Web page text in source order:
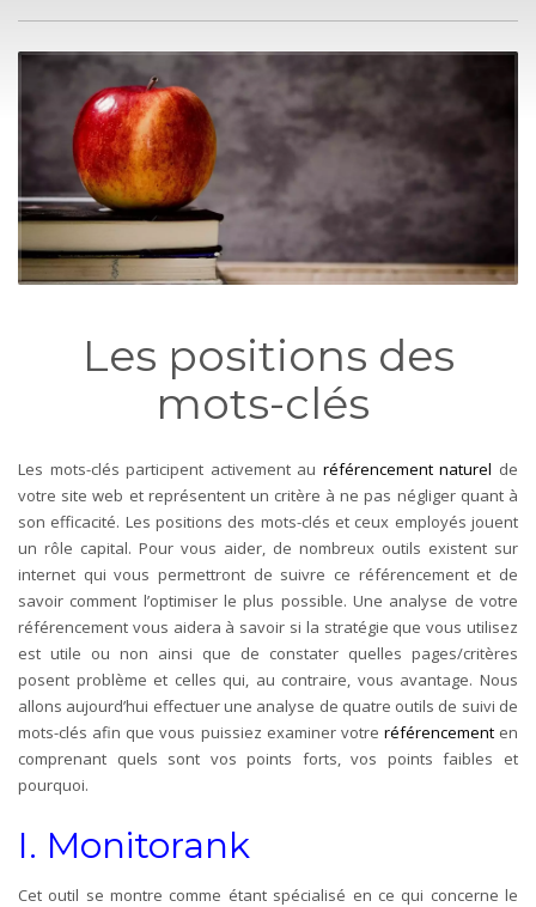
Les positions des
mots-clés
Les mots-clés participent activement au référencement naturel de
votre site web et représentent un critère à ne pas négliger quant à
son efficacité. Les positions des mots-clés et ceux employés jouent
un rôle capital. Pour vous aider, de nombreux outils existent sur
internet qui vous permettront de suivre ce référencement et de
savoir comment l’optimiser le plus possible. Une analyse de votre
référencement vous aidera à savoir si la stratégie que vous utilisez
est utile ou non ainsi que de constater quelles pages/critères
posent problème et celles qui, au contraire, vous avantage. Nous
allons aujourd’hui effectuer une analyse de quatre outils de suivi de
mots-clés afin que vous puissiez examiner votre référencementen
comprenant quels sont vos points forts, vos points faibles et
pourquoi.
I. Monitorank
Cet outil se montre comme étant spécialisé en ce qui concerne le